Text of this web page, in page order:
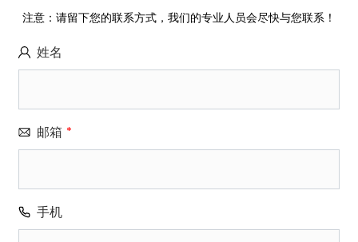
注意：请留下您的联系方式，我们的专业人员会尽快与您联系！
姓名
邮箱
手机